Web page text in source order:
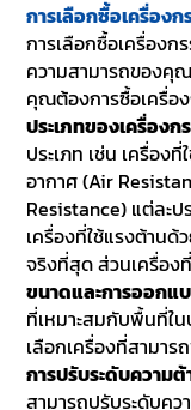
การเลือกซื้อเครื่องก
การเลือกซื้อเครื่องก
ความสามารถของคุ
คุณต้องการซื้อเครื่อ
ประเภทของเครื่องก
ประเภท เช่น เครื่อง
อากาศ (Air
Resistance) แต่ละ
เครื่องที่ใช้แรงต้านด้
จริงที่สุด ส่วนเครื่อง
ขนาดและการออกแ
ที่เหมาะสมกับพื้นที่
เลือกเครื่องที่สามา
การปรับระดับความ
สามารถปรับระดับค